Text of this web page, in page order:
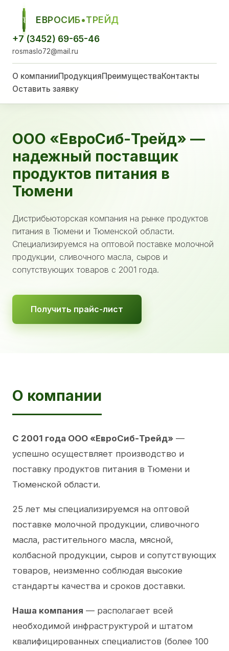
ЕСТ
ЕВРОСИБ•ТРЕЙД
+7 (3452) 69-65-46
rosmaslo72@mail.ru
О компанииПродукцияПреимуществаКонтакты
Оставить заявку
ООО «ЕвроСиб-Трейд» —
надежный поставщик
продуктов питания в
Тюмени
Дистрибьюторская компания на рынке продуктов
питания в Тюмени и Тюменской области.
Специализируемся на оптовой поставке молочной
продукции, сливочного масла, сыров и
сопутствующих товаров с 2001 года.
Получить прайс-лист
О компании
С 2001 года ООО «ЕвроСиб-Трейд» —
успешно осуществляет производство и
поставку продуктов питания в Тюмени и
Тюменской области.
25 лет мы специализируемся на оптовой
поставке молочной продукции, сливочного
масла, растительного масла, мясной,
колбасной продукции, сыров и сопутствующих
товаров, неизменно соблюдая высокие
стандарты качества и сроков доставки.
Наша компания — располагает всей
необходимой инфраструктурой и штатом
квалифицированных специалистов (более 100